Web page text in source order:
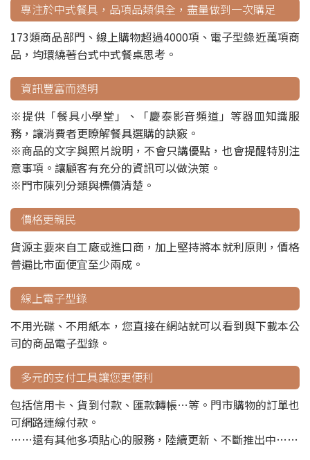
專注於中式餐具，品項品類俱全，盡量做到一次購足
173類商品部門、線上購物超過4000項、電子型錄近萬項商
品，均環繞著台式中式餐桌思考。
資訊豐富而透明
※提供「餐具小學堂」、「慶泰影音頻道」等器皿知識服
務，讓消費者更瞭解餐具選購的訣竅。
※商品的文字與照片說明，不會只講優點，也會提醒特別注
意事項。讓顧客有充分的資訊可以做決策。
※門市陳列分類與標價清楚。
價格更親民
貨源主要來自工廠或進口商，加上堅持將本就利原則，價格
普遍比市面便宜至少兩成。
線上電子型錄
不用光碟、不用紙本，您直接在網站就可以看到與下載本公
司的商品電子型錄。
多元的支付工具讓您更便利
包括信用卡、貨到付款、匯款轉帳…等。門市購物的訂單也
可網路連線付款。
……還有其他多項貼心的服務，陸續更新、不斷推出中……